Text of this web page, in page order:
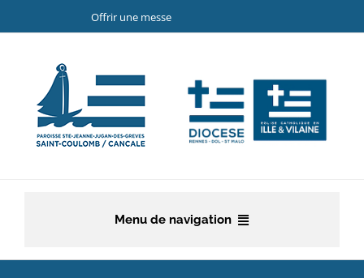
au
Offrir une messe
Menu de navigation